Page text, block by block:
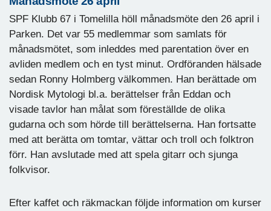
SPF Klubb 67 i Tomelilla höll månadsmöte den 26 april i
Parken. Det var 55 medlemmar som samlats för
månadsmötet, som inleddes med parentation över en
avliden medlem och en tyst minut. Ordföranden hälsade
sedan Ronny Holmberg välkommen. Han berättade om
Nordisk Mytologi bl.a. berättelser från Eddan och
visade tavlor han målat som föreställde de olika
gudarna och som hörde till berättelserna. Han fortsatte
med att berätta om tomtar, vättar och troll och folktron
förr. Han avslutade med att spela gitarr och sjunga
folkvisor.
Efter kaffet och räkmackan följde information om kurser